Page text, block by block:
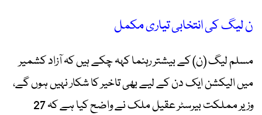
ن لیگ کی انتخابی تیاری مکمل
مسلم لیگ (ن) کے بیشتر رہنما کہہ چکے ہیں کہ آزاد کشمیر
میں الیکشن ایک دن کے لیے بھی تاخیر کا شکار نہیں ہوں گے،
وزیر مملکت بیرسٹر عقیل ملک نے واضح کیا ہے کہ 27